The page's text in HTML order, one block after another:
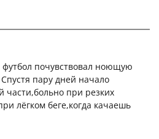
футбол почувствовал ноющую
пару дней начало
части,больно при резких
лёгком беге,когда качаешь